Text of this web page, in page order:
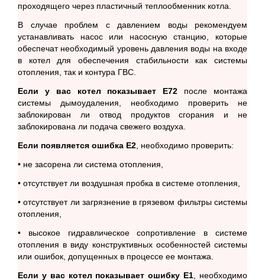
проходящего через пластичный теплообменник котла.
В случае проблем с давлением воды рекомендуем
устанавливать насос или насосную станцию, которые
обеспечат необходимый уровень давления воды на входе
в котел для обеспечения стабильности как системы
отопления, так и контура ГВС.
Если у вас котел показывает Е72 после монтажа
системы дымоудаления, необходимо проверить не
заблокирован ли отвод продуктов сгорания и не
заблокирована ли подача свежего воздуха.
Если появляется ошибка Е2, необходимо проверить:
• не засорена ли система отопления,
• отсутствует ли воздушная пробка в системе отопления,
• отсутствует ли загрязнение в грязевом фильтры системы
отопления,
• высокое гидравлическое сопротивление в системе
отопления в виду конструктивных особенностей системы
или ошибок, допущенных в процессе ее монтажа.
Если у вас котел показывает ошибку Е1, необходимо